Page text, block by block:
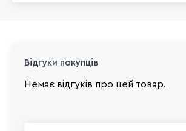
Відгуки покупців
Немає відгуків про цей товар.